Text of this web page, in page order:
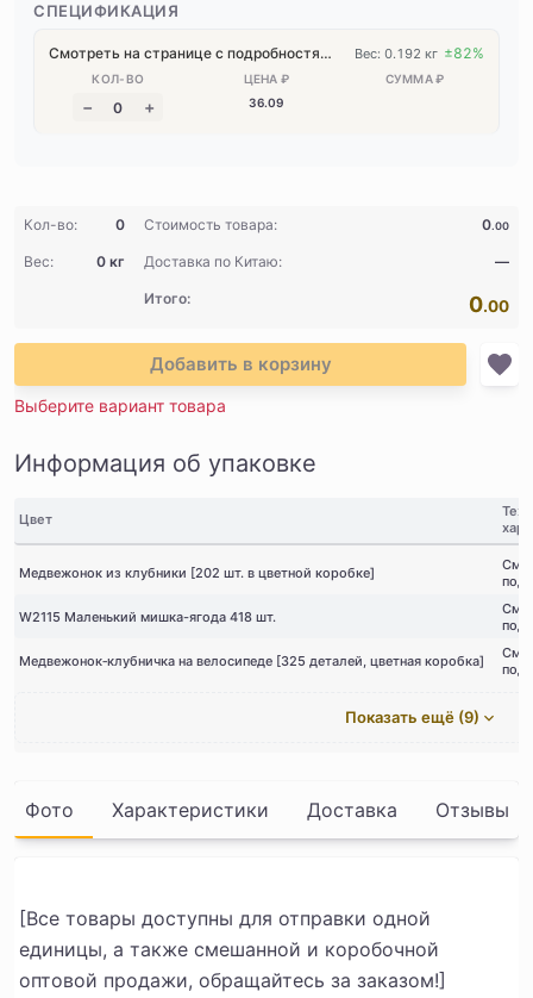
СПЕЦИФИКАЦИЯ
Смотреть на странице с подробностями
36.09
Вес: 0.192 кг ±82%
Кол-во: 0 Стоимость товара: 0.00
Вес: 0 кг Доставка по Китаю: —
Итого: 0.00
Добавить в корзину
Выберите вариант товара
Информация об упаковке
Цвет
Медвежонок из клубники [202 шт. в цветной коробке]
W2115 Маленький мишка-ягода 418 шт.
Медвежонок‑клубничка на велосипеде [325 деталей, цветная коробка]
Показать ещё (9)
Фото Характеристики Доставка Отзывы
[Все товары доступны для отправки одной
единицы, а также смешанной и коробочной
оптовой продажи, обращайтесь за заказом!]